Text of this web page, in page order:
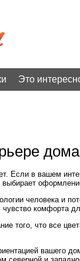
Это
дома
Если в вашем
человека и
чувство комфорта
того, что все
вашего